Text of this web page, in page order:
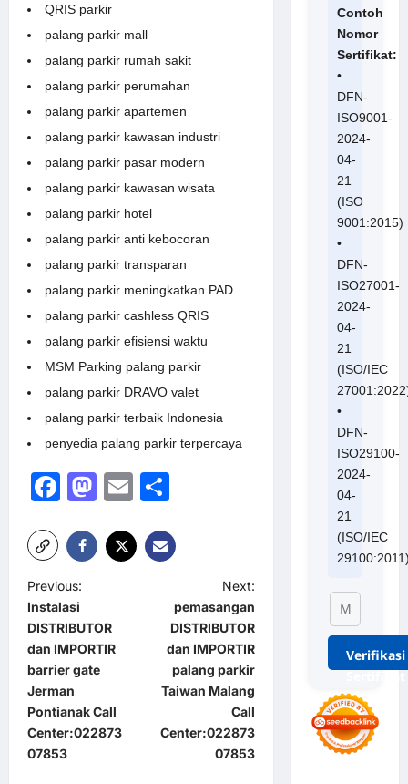
QRIS parkir
palang parkir mall
palang parkir rumah sakit
palang parkir perumahan
palang parkir apartemen
palang parkir kawasan industri
palang parkir pasar modern
palang parkir kawasan wisata
palang parkir hotel
palang parkir anti kebocoran
palang parkir transparan
palang parkir meningkatkan PAD
palang parkir cashless QRIS
palang parkir efisiensi waktu
MSM Parking palang parkir
palang parkir DRAVO valet
palang parkir terbaik Indonesia
penyedia palang parkir terpercaya
Facebook
Mastodon
Email
P
o
s
t
n
a
v
Previous:
Instalasi
DISTRIBUTOR
dan IMPORTIR
barrier gate
Jerman
Pontianak Call
Center:022873
07853
Next:
pemasangan
DISTRIBUTOR
dan IMPORTIR
palang parkir
Taiwan Malang
Call
Center:022873
07853
Contoh
Nomor
Sertifikat:
•
DFN-
ISO9001-
2024-
04-
21
(ISO
9001:2015)
•
DFN-
ISO27001-
2024-
04-
21
(ISO/IEC
•
DFN-
ISO29100-
2024-
04-
21
(ISO/IEC
Verifikasi
Sertifikat